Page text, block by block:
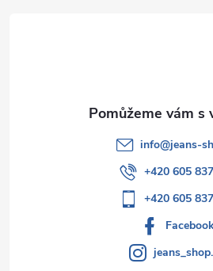
info@jeans-
+420 605
+420 605